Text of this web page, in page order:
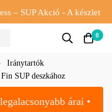
– SUP Akció - A készlet
0
Iránytartók
SUP deszkához
árai •